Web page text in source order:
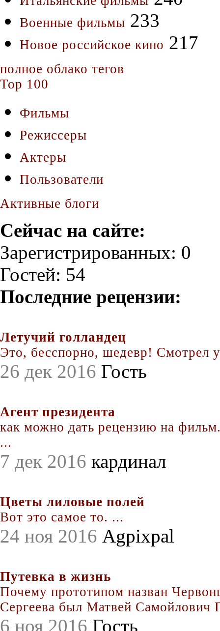
Военные фильмы 233
Новое российское кино 217
полное облако тегов
Top 100
Фильмы
Режиссеры
Актеры
Пользователи
Активные блоги
Сейчас на сайте:
Зарегистрированных: 0
Гостей: 54
Последние рецензии:
Летучий голландец
Это, бесспорно, шедевр! Смотрел
26 дек 2016 Гость
Агент президента
как можно дать рецензию на
...
7 дек 2016 кардинал
Цветы лиловые полей
Вот это самое то. ...
24 ноя 2016 Agpixpal
Путевка в жизнь
Почему прототипом назван
Сергеева был Матвей Самойлович
6 ноя 2016 Гость